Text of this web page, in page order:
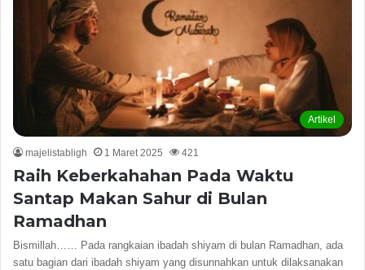
Artikel
majelistabligh 1 Maret 2025 421
Raih Keberkahahan Pada Waktu
Santap Makan Sahur di Bulan
Ramadhan
Bismillah…… Pada rangkaian ibadah shiyam di bulan Ramadhan, ada
satu bagian dari ibadah shiyam yang disunnahkan untuk dilaksanakan